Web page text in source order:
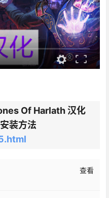
Of Harlath 汉化
装方法
查看